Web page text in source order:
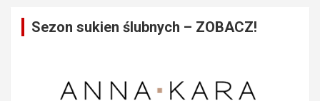
Sezon sukien ślubnych – ZOBACZ!